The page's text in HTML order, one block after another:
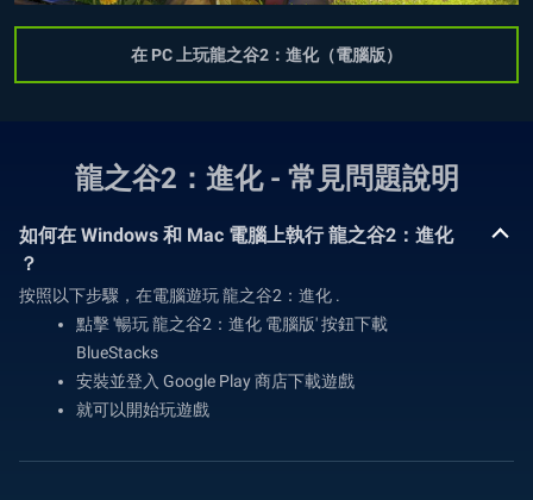
在 PC 上玩龍之谷2：進化（電腦版）
龍之谷2：進化 - 常見問題說明
如何在 Windows 和 Mac 電腦上執行 龍之谷2：進化
？
按照以下步驟，在電腦遊玩 龍之谷2：進化 .
點擊 '暢玩 龍之谷2：進化 電腦版' 按鈕下載
BlueStacks
安裝並登入 Google Play 商店下載遊戲
就可以開始玩遊戲